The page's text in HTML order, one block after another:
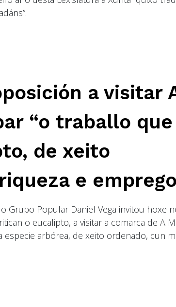
a visitar
“o traballo que
de xeito
e
Grupo Popular Daniel Vega invitou hoxe
o eucalipto, a visitar a comarca de A
arbórea, de xeito ordenado, cun